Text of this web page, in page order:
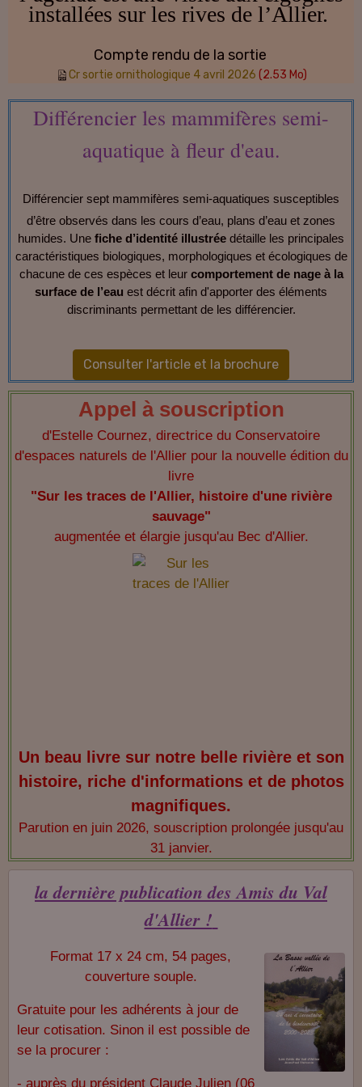
installées sur les rives de l’Allier.
Compte rendu de la sortie
Cr sortie ornithologique 4 avril 2026 (2.53 Mo)
Différencier les mammifères semi-
aquatique à fleur d'eau.
Différencier sept mammifères semi-aquatiques susceptibles
d’être observés dans les cours d’eau, plans d’eau et zones
humides. Une fiche d’identité illustrée détaille les principales
caractéristiques biologiques, morphologiques et écologiques de
chacune de ces espèces et leur comportement de nage à la
surface de l’eau est décrit afin d'apporter des éléments
discriminants permettant de les différencier.
Consulter l'article et la brochure
Appel à souscription
d'Estelle Cournez, directrice du Conservatoire
d'espaces naturels de l'Allier pour la nouvelle édition du
livre
"Sur les traces de l'Allier, histoire d'une rivière
sauvage"
augmentée et élargie jusqu'au Bec d'Allier.
Un beau livre sur notre belle rivière et son
histoire, riche d'informations et de photos
magnifiques.
Parution en juin 2026, souscription prolongée jusqu'au
31 janvier.
la dernière publication des Amis du Val
d'Allier !
Format 17 x 24 cm, 54 pages,
couverture souple.
Gratuite pour les adhérents à jour de
leur cotisation. Sinon il est possible de
se la procurer :
- auprès du président Claude Julien (06